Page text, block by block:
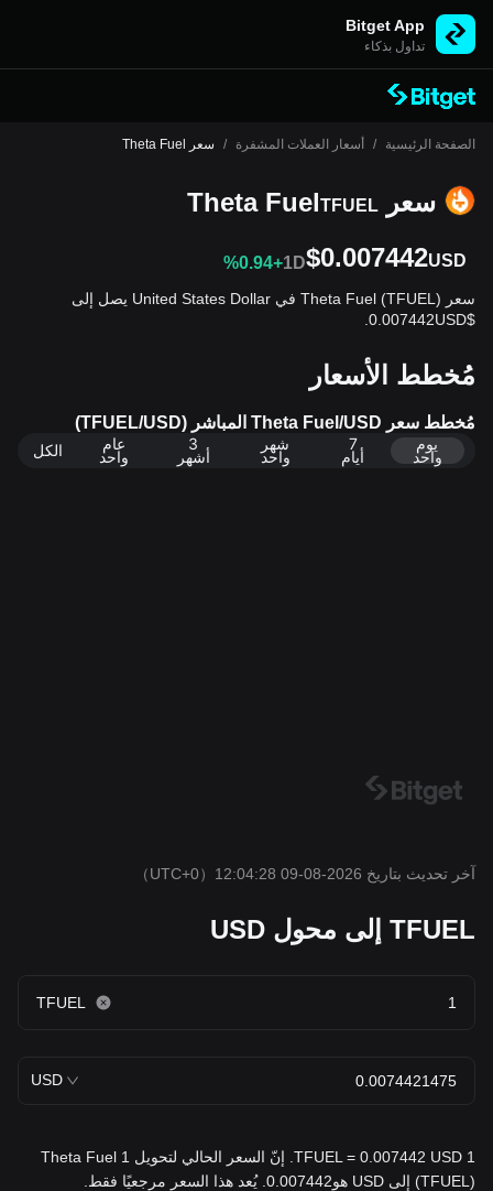
Bitget App
تداول بذكاء
الصفحة الرئيسية / أسعار العملات المشفرة / سعر Theta Fuel
سعر Theta Fuel TFUEL
$0.007442USD
%0.94+1D
سعر Theta Fuel (TFUEL) في United States Dollar يصل إلى
$0.007442USD.
مُخطط الأسعار
مُخطط سعر Theta Fuel/USD المباشر (TFUEL/USD)
يوم
واحد
7
أيام
شهر
واحد
3
أشهر
عام
واحد الكل
آخر تحديث بتاريخ 2026-08-09 12:04:28 （UTC+0）
TFUEL إلى محول USD
TFUEL
USD
1 TFUEL = 0.007442 USD. إنّ السعر الحالي لتحويل 1 Theta Fuel
(TFUEL) إلى USD هو0.007442. يُعد هذا السعر مرجعيًا فقط.